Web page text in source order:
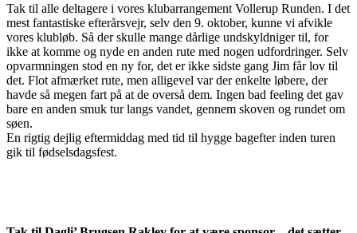
Tak til alle deltagere i vores klubarrangement Vollerup Runden. I det
mest fantastiske efterårsvejr, selv den 9. oktober, kunne vi afvikle
vores klubløb. Så der skulle mange dårlige undskyldniger til, for
ikke at komme og nyde en anden rute med nogen udfordringer. Selv
opvarmningen stod en ny for, det er ikke sidste gang Jim får lov til
det. Flot afmærket rute, men alligevel var der enkelte løbere, der
havde så megen fart på at de overså dem. Ingen bad feeling det gav
bare en anden smuk tur langs vandet, gennem skoven og rundet om
søen.
En rigtig dejlig eftermiddag med tid til hygge bagefter inden turen
gik til fødselsdagsfest.